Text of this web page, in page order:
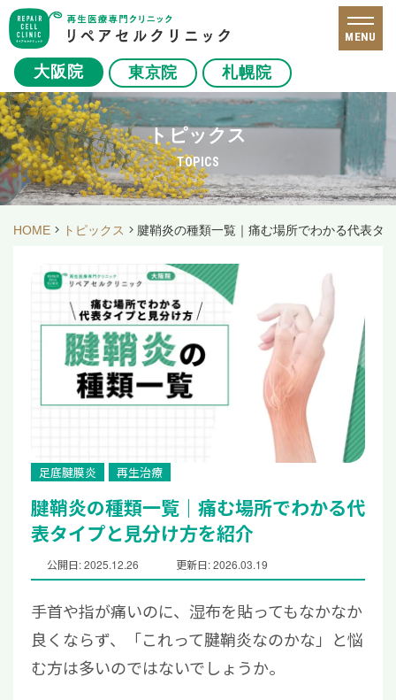
大阪院 東京院 札幌院
MENU
トピックス
TOPICS
HOME トピックス 腱鞘炎の種類一覧｜痛む場所でわかる代表タ
足底腱膜炎 再生治療
腱鞘炎の種類一覧｜痛む場所でわかる代
表タイプと見分け方を紹介
公開日: 2025.12.26 更新日: 2026.03.19
手首や指が痛いのに、湿布を貼ってもなかなか
良くならず、「これって腱鞘炎なのかな」と悩
む方は多いのではないでしょうか。